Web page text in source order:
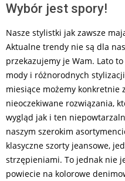
Wybór jest spory!
Nasze stylistki jak zawsze
Aktualne trendy nie są dla
przekazujemy je Wam. Lato
mody i różnorodnych
miesiące możemy konkretnie
nieoczekiwane rozwiązania,
wygląd jak i ten
naszym szerokim
klasyczne szorty jeansowe,
strzępieniami. To jednak nie
powiecie na kolorowe